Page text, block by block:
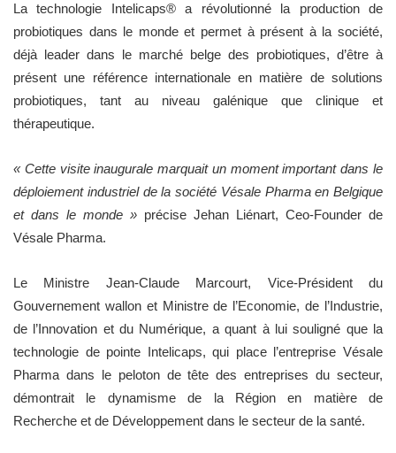
La technologie Intelicaps® a révolutionné la production de
probiotiques dans le monde et permet à présent à la société,
déjà leader dans le marché belge des probiotiques, d’être à
présent une référence internationale en matière de solutions
probiotiques, tant au niveau galénique que clinique et
thérapeutique.
« Cette visite inaugurale marquait un moment important dans le
déploiement industriel de la société Vésale Pharma en Belgique
et dans le monde » précise Jehan Liénart, Ceo-Founder de
Vésale Pharma.
Le Ministre Jean-Claude Marcourt, Vice-Président du
Gouvernement wallon et Ministre de l’Economie, de l’Industrie,
de l’Innovation et du Numérique, a quant à lui souligné que la
technologie de pointe Intelicaps, qui place l’entreprise Vésale
Pharma dans le peloton de tête des entreprises du secteur,
démontrait le dynamisme de la Région en matière de
Recherche et de Développement dans le secteur de la santé.